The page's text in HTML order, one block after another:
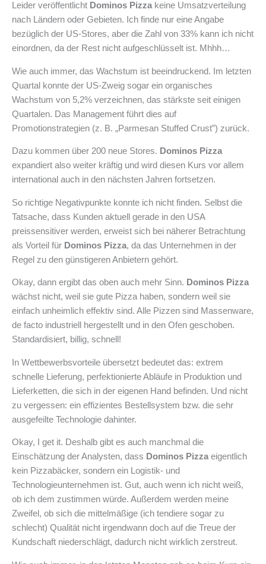
Leider veröffentlicht Dominos Pizza keine Umsatzverteilung
nach Ländern oder Gebieten. Ich finde nur eine Angabe
bezüglich der US-Stores, aber die Zahl von 33% kann ich nicht
einordnen, da der Rest nicht aufgeschlüsselt ist. Mhhh…
Wie auch immer, das Wachstum ist beeindruckend. Im letzten
Quartal konnte der US-Zweig sogar ein organisches
Wachstum von 5,2% verzeichnen, das stärkste seit einigen
Quartalen. Das Management führt dies auf
Promotionstrategien (z. B. „Parmesan Stuffed Crust”) zurück.
Dazu kommen über 200 neue Stores. Dominos Pizza
expandiert also weiter kräftig und wird diesen Kurs vor allem
international auch in den nächsten Jahren fortsetzen.
So richtige Negativpunkte konnte ich nicht finden. Selbst die
Tatsache, dass Kunden aktuell gerade in den USA
preissensitiver werden, erweist sich bei näherer Betrachtung
als Vorteil für Dominos Pizza, da das Unternehmen in der
Regel zu den günstigeren Anbietern gehört.
Okay, dann ergibt das oben auch mehr Sinn. Dominos Pizza
wächst nicht, weil sie gute Pizza haben, sondern weil sie
einfach unheimlich effektiv sind. Alle Pizzen sind Massenware,
de facto industriell hergestellt und in den Ofen geschoben.
Standardisiert, billig, schnell!
In Wettbewerbsvorteile übersetzt bedeutet das: extrem
schnelle Lieferung, perfektionierte Abläufe in Produktion und
Lieferketten, die sich in der eigenen Hand befinden. Und nicht
zu vergessen: ein effizientes Bestellsystem bzw. die sehr
ausgefeilte Technologie dahinter.
Okay, I get it. Deshalb gibt es auch manchmal die
Einschätzung der Analysten, dass Dominos Pizzaeigentlich
kein Pizzabäcker, sondern ein Logistik- und
Technologieunternehmen ist. Gut, auch wenn ich nicht weiß,
ob ich dem zustimmen würde. Außerdem werden meine
Zweifel, ob sich die mittelmäßige (ich tendiere sogar zu
schlecht) Qualität nicht irgendwann doch auf die Treue der
Kundschaft niederschlägt, dadurch nicht wirklich zerstreut.